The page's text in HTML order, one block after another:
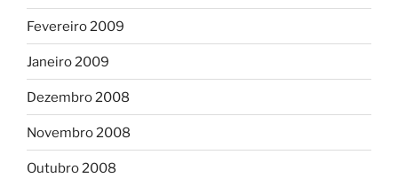
Fevereiro 2009
Janeiro 2009
Dezembro 2008
Novembro 2008
Outubro 2008